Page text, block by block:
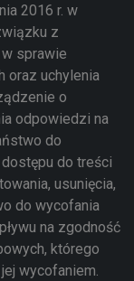
2016 r. w
z
sprawie
oraz uchylenia
o
odpowiedzi na
do
do treści
usunięcia,
do wycofania
na zgodność
którego
wycofaniem.